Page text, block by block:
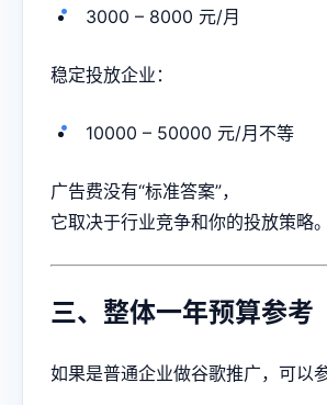
3000 – 8000 元/月
稳定投放企业：
10000 – 50000 元/月不等
广告费没有“标准答案”，
它取决于行业竞争和你的投放策略。
三、整体一年预算参考
如果是普通企业做谷歌推广，可以参